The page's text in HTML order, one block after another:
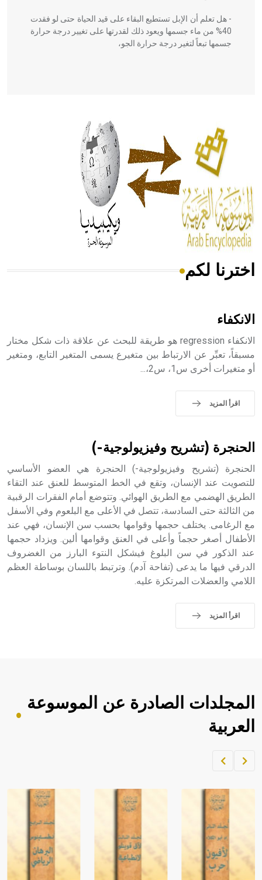
- هل تعلم أن الإبل تستطيع البقاء على قيد الحياة حتى لو فقدت
40% من ماء جسمها ويعود ذلك لقدرتها على تغيير درجة حرارة
جسمها تبعاً لتغير درجة حرارة الجو،
الحكم، الأدلة، تنظيم التغذية، ورسالته في جروح الرأس. ويعود
له الفضل بأنه حرر الطب من الدين والفلسفة.
- هل تعلم أن المرجان إفراز حيواني يتكون في البحر ويتركب
من مادة كربونات الكلسيوم، وهو أحمر أو شديد الحمرة وهو
أجود أنواعه، ويمتاز بكبر الحجم ويسمى الش
هل تعلم أن الأبسيد كلمة فرنسية اللفظ تم اعتمادها مصطلحاً
- هل تعلم أن أبجر Abgar اسم معروف جيداً يعود إلى عدد من
التاسع، وهم ينتسبون إلى أسرة أوسروين
sign تكتب منفصلة غير متصلة، وتعتمد المبدأ الأكوروفوني،
حيث تقتصر القيمة الصوتية للعلامة الك
اخترنا لكم
الانكفاء
الانكفاء regression هو طريقة للبحث عن علاقة ذات شكل مختار
مسبقاً، تعبِّر عن الارتباط بين متغيرع يسمى المتغير التابع، ومتغير
أو متغيرات أخرى س1، س2،...
اقرأ المزيد
الحنجرة (تشريح وفيزيولوجية-)
الحنجرة (تشريح وفيزيولوجية-) الحنجرة هي العضو الأساسي
للتصويت عند الإنسان، وتقع في الخط المتوسط للعنق عند التقاء
الطريق الهضمي مع الطريق الهوائي. وتتوضع أمام الفقرات الرقبية
من الثالثة حتى السادسة، تتصل في الأعلى مع البلعوم وفي الأسفل
مع الرغامى. يختلف حجمها وقوامها بحسب سن الإنسان، فهي عند
الأطفال أصغر حجماً وأعلى في العنق وقوامها ألين. ويزداد حجمها
عند الذكور في سن البلوغ فيشكل النتوء البارز من الغضروف
الدرقي فيها ما يدعى (تفاحة آدم). وترتبط باللسان بوساطة العظم
اللامي والعضلات المرتكزة عليه.
اقرأ المزيد
المجلدات الصادرة عن الموسوعة
العربية